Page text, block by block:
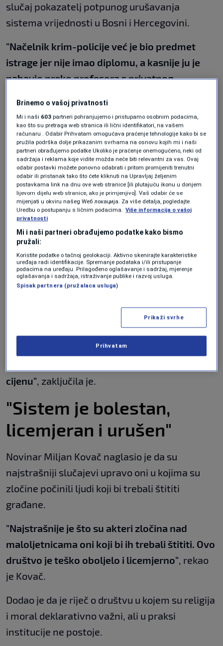
slučaj pokazatelj potpunog urušavanja
sistema vrijednosti u Bosni i Hercegovini.
"Načelnik krim-policije već je bio predmet
istrage jer nije imao diplomu, a kasnije ju je
nabavio preko profesora s privatnog
da funkcije dobijaju ljudi bez kvalifikacija",
kazala je Gasal.
Dodala je da je zabrinjavajuće što su žrtve
djevojčice koje su bile pod institucionalnom
zaštitom, a institucije nisu reagovale.
"Ako su bile godinu dana zlostavljane, gdje je
bio Centar za socijalni rad? Gdje je bio
staratelj? Kako je moguće da niko nije
primijetio?", pitala je Gasal.
Podsjetila je da je u Tuzlanskom kantonu ranije
zabilježen slučaj silovanja devetogodišnje
djevojčice, ali javnost nikada nije dobila epilog.
"Ovo nije izolovan slučaj, nego simptom
sistema koji ne funkcioniše. Institucije ne rade
cijenu", zaključila je.
"Sistem je bolestan,
licemjeran i urušen"
Novinar Miljan Kovač naglasio je da su
najstrašniji slučajevi upravo oni u kojima su
zločine počinili ljudi koji bi trebali štititi
građane.
"Najstrašnije je što su akteri zločina nad
maloljetnicama oni koji bi ih trebali štititi. Ovo
društvo je teško oboljelo i licemjerno", rekao
je Kovač.
Dodao je da je riječ o društvu u kojem su religija
i moral deklarativno važni, ali u praksi
institucije ne postoje.
Brinemo o vašoj privatnosti
Mi i naši 603 partneri pohranjujemo i pristupamo osobnim podacima,
kao što su pretraga web stranica ili lični identifikatori, na vašem
računaru . Odabir Prihvatam omogućava praćenje tehnologije kako bi se
pružila podrška dolje prikazanim svrhama na osnovu kojih mi i naši
partneri obrađujemo podatke Ukoliko je praćenje onemogućeno, neki od
sadržaja i reklama koje vidite možda neće biti relevantni za vas. Ovaj
odabir postavki možete ponovno odabrati i pritom promijeniti trenutni
odabir ili pristanak tako što ćete kliknuti na Upravljaj željenim
postavkama link na dnu ove web stranice [ili plutajuću ikonu u donjem
lijevom dijelu web stranice, ako je primjenjivo]. Vaš odabir će se
mijenjati u okviru našeg Wеб локација. Za više detalja, pogledajte
Uredbu o postupanju s ličnim podacima. Više informacija o vašoj
privatnosti
Mi i naši partneri obrađujemo podatke kako bismo
pružali:
Koristite podatke o tačnoj geolokaciji. Aktivno skenirajte karakteristike
uređaja radi identifikacije. Spremanje podataka i/ili pristupanje
podacima na uređaju. Prilagođeno oglašavanje i sadržaj, mjerenje
oglašavanja i sadržaja, istraživanje publike i razvoj usluga.
Spisak partnera (pružalaca usluga)
Prikaži svrhe
Prihvatam